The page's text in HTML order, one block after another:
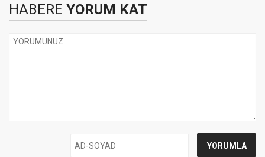
HABERE YORUM KAT